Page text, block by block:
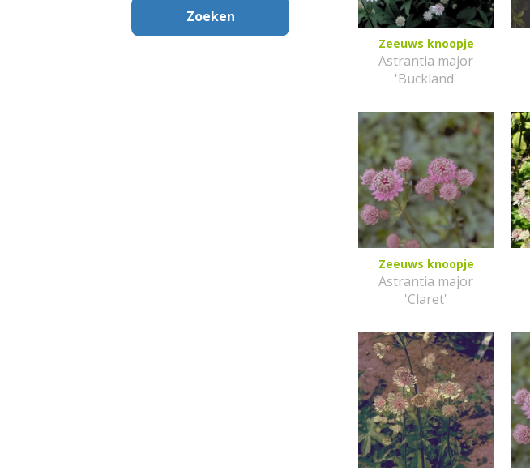
Zeeuws knoopje
Astrantia major
'Buckland'
Zeeuws knoopje
Astrantia major
'Claret'